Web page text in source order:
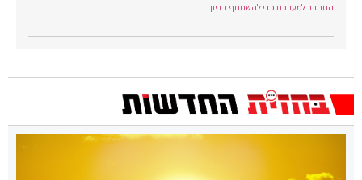
התחבר למערכת כדי להשתתף בדיון